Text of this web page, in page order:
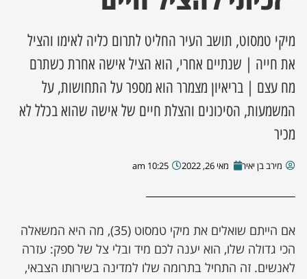
השבוע
מקומית
מיקי טמסוט, תושב העיר החליט לתרום כליה לאימו והציל
את חייה | שנתיים אחרי, הוא הציל אישה אחרת כשתרם
מח עצם | בריאיון מצמרר הוא מספר על התחושות, על
המשמעות, הסיכונים והצלת חיים של אישה שהוא בכלל לא
מכיר
מירב בן יאיר מאי 26, 2022 10:25 am
אם הייתם שואלים את מיקי טמסוט (35), מה היא המשאלה
הכי גדולה שלו, הוא יענה לכם מיד ובלי צל של ספק: עזרה
לאנשים. זה התחיל בתרומה שלו למדינה בשירותו הצבאי,